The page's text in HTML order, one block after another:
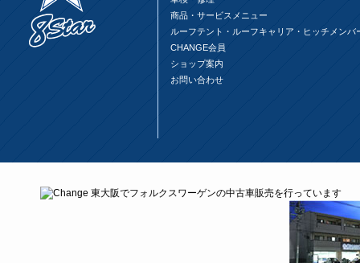
商品・サービスメニュー
ルーフテント・ルーフキャリア・ヒッチメンバ
CHANGE会員
ショップ案内
お問い合わせ